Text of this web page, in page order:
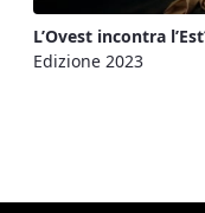
L’Ovest incontra
Edizione 2023